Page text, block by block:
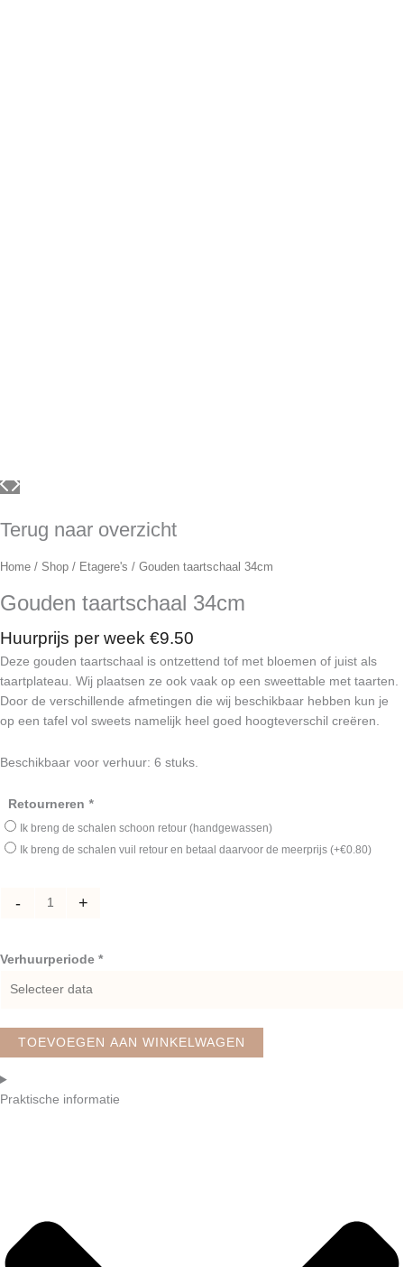
Terug naar overzicht
Home / Shop / Etagere's / Gouden taartschaal 34cm
Gouden taartschaal 34cm
Huurprijs per week €9.50
Deze gouden taartschaal is ontzettend tof met bloemen of juist als
taartplateau. Wij plaatsen ze ook vaak op een sweettable met taarten.
Door de verschillende afmetingen die wij beschikbaar hebben kun je
op een tafel vol sweets namelijk heel goed hoogteverschil creëren.
Beschikbaar voor verhuur: 6 stuks.
Retourneren *
Ik breng de schalen schoon retour (handgewassen)
Ik breng de schalen vuil retour en betaal daarvoor de meerprijs (+€0.80)
-
Gouden
taartschaal
34cm
+
Verhuurperiode *
TOEVOEGEN AAN WINKELWAGEN
Praktische informatie